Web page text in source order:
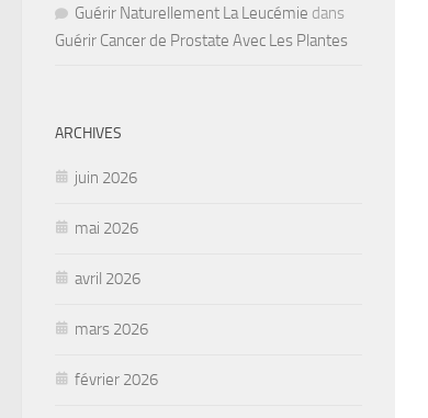
Guérir Naturellement La Leucémie dans
Guérir Cancer de Prostate Avec Les Plantes
ARCHIVES
juin 2026
mai 2026
avril 2026
mars 2026
février 2026